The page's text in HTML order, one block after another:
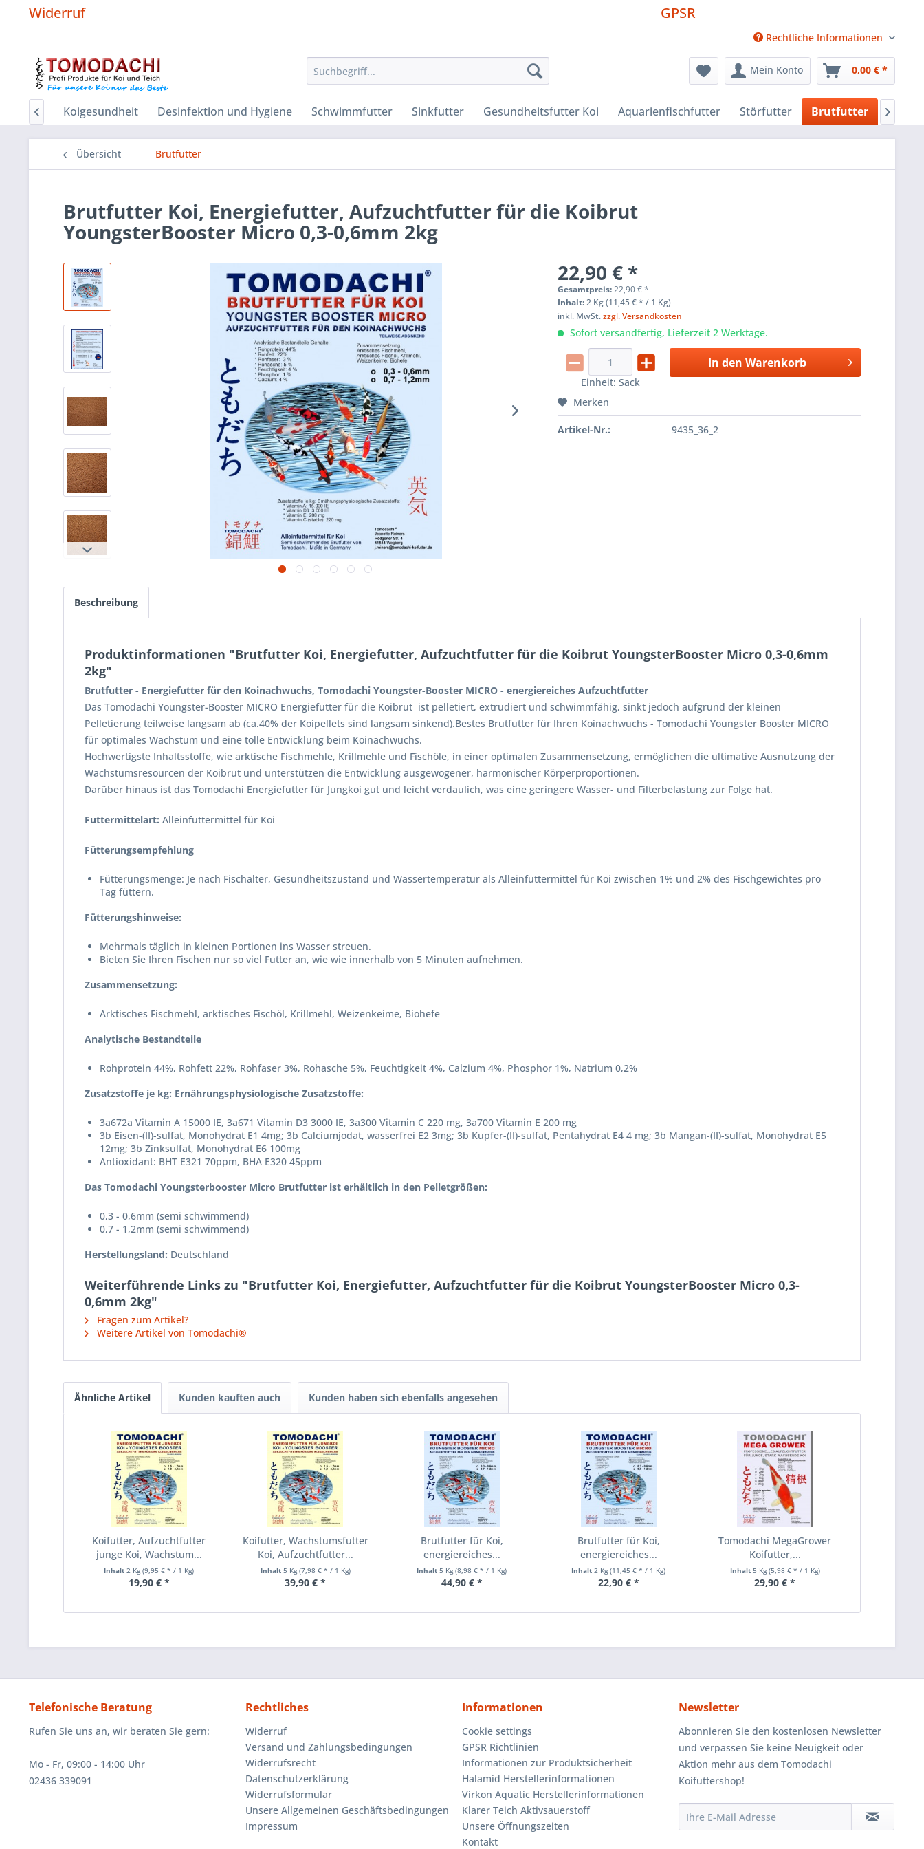
Widerruf GPSR
Rechtliche Informationen
Mein Konto 0,00 € *
Start Koigesundheit Desinfektion und Hygiene Schwimmfutter Sinkfutter Gesundheitsfutter Koi Aquarienfischfutter Störfutter Brutfutter
 
Übersicht Brutfutter
Brutfutter Koi, Energiefutter, Aufzuchtfutter für die Koibrut
YoungsterBooster Micro 0,3-0,6mm 2kg
22,90 € *
Gesamtpreis:22,90€*
Inhalt:2 Kg (11,45 € * / 1 Kg)
inkl. MwSt.zzgl. Versandkosten
Sofort versandfertig, Lieferzeit 2 Werktage.
Einheit:Sack
In den Warenkorb
Merken
Artikel-Nr.: 9435_36_2
Beschreibung
Produktinformationen "Brutfutter Koi, Energiefutter, Aufzuchtfutter für die Koibrut YoungsterBooster Micro 0,3-0,6mm
2kg"
Brutfutter - Energiefutter für den Koinachwuchs, Tomodachi Youngster-Booster MICRO - energiereiches Aufzuchtfutter
Das Tomodachi Youngster-Booster MICRO Energiefutter für die Koibrut ist pelletiert, extrudiert und schwimmfähig, sinkt jedoch aufgrund der kleinen
Pelletierung teilweise langsam ab (ca.40% der Koipellets sind langsam sinkend).Bestes Brutfutter für Ihren Koinachwuchs - Tomodachi Youngster Booster MICRO
für optimales Wachstum und eine tolle Entwicklung beim Koinachwuchs.
Hochwertigste Inhaltsstoffe, wie arktische Fischmehle, Krillmehle und Fischöle, in einer optimalen Zusammensetzung, ermöglichen die ultimative Ausnutzung der
Wachstumsresourcen der Koibrut und unterstützen die Entwicklung ausgewogener, harmonischer Körperproportionen.
Darüber hinaus ist das Tomodachi Energiefutter für Jungkoi gut und leicht verdaulich, was eine geringere Wasser- und Filterbelastung zur Folge hat.
Futtermittelart: Alleinfuttermittel für Koi
Fütterungsempfehlung
Fütterungsmenge: Je nach Fischalter, Gesundheitszustand und Wassertemperatur als Alleinfuttermittel für Koi zwischen 1% und 2% des Fischgewichtes pro
Tag füttern.
Fütterungshinweise:
Mehrmals täglich in kleinen Portionen ins Wasser streuen.
Bieten Sie Ihren Fischen nur so viel Futter an, wie wie innerhalb von 5 Minuten aufnehmen.
Zusammensetzung:
Arktisches Fischmehl, arktisches Fischöl, Krillmehl, Weizenkeime, Biohefe
Analytische Bestandteile
Rohprotein 44%, Rohfett 22%, Rohfaser 3%, Rohasche 5%, Feuchtigkeit 4%, Calzium 4%, Phosphor 1%, Natrium 0,2%
Zusatzstoffe je kg: Ernährungsphysiologische Zusatzstoffe:
3a672a Vitamin A 15000 IE, 3a671 Vitamin D3 3000 IE, 3a300 Vitamin C 220 mg, 3a700 Vitamin E 200 mg
3b Eisen-(II)-sulfat, Monohydrat E1 4mg; 3b Calciumjodat, wasserfrei E2 3mg; 3b Kupfer-(II)-sulfat, Pentahydrat E4 4 mg; 3b Mangan-(II)-sulfat, Monohydrat E5
12mg; 3b Zinksulfat, Monohydrat E6 100mg
Antioxidant: BHT E321 70ppm, BHA E320 45ppm
Das Tomodachi Youngsterbooster Micro Brutfutter ist erhältlich in den Pelletgrößen:
0,3 - 0,6mm (semi schwimmend)
0,7 - 1,2mm (semi schwimmend)
Herstellungsland: Deutschland
Weiterführende Links zu "Brutfutter Koi, Energiefutter, Aufzuchtfutter für die Koibrut YoungsterBooster Micro 0,3-
0,6mm 2kg"
Fragen zum Artikel?
Weitere Artikel von Tomodachi®
Ähnliche Artikel Kunden kauften auch Kunden haben sich ebenfalls angesehen
Koifutter, Aufzuchtfutter
junge Koi, Wachstum...
Inhalt2 Kg(9,95 € * / 1 Kg)
19,90 € *
Koifutter, Wachstumsfutter
Koi, Aufzuchtfutter...
Inhalt 5 Kg(7,98 € * / 1 Kg)
39,90 € *
Brutfutter für Koi,
energiereiches...
Inhalt5 Kg(8,98 € * / 1 Kg)
44,90 € *
Brutfutter für Koi,
energiereiches...
Inhalt2 Kg(11,45 € * / 1 Kg)
22,90 € *
Tomodachi MegaGrower
Koifutter,...
Inhalt 5 Kg(5,98 € * / 1 Kg)
29,90 € *
Telefonische Beratung
Rufen Sie uns an, wir beraten Sie gern:
Mo - Fr, 09:00 - 14:00 Uhr
02436 339091
Rechtliches
Widerruf
Versand und Zahlungsbedingungen
Widerrufsrecht
Datenschutzerklärung
Widerrufsformular
Unsere Allgemeinen Geschäftsbedingungen
Impressum
Informationen
Cookie settings
GPSR Richtlinien
Informationen zur Produktsicherheit
Halamid Herstellerinformationen
Virkon Aquatic Herstellerinformationen
Klarer Teich Aktivsauerstoff
Unsere Öffnungszeiten
Kontakt
Newsletter
Abonnieren Sie den kostenlosen Newsletter
und verpassen Sie keine Neuigkeit oder
Aktion mehr aus dem Tomodachi
Koifuttershop!